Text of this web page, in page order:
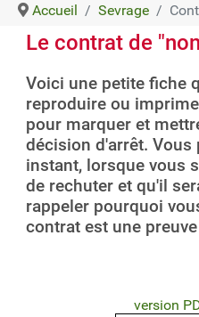
Accueil Sevrage
Le contrat de
Voici une petite fiche
reproduire ou
pour marquer et
décision d'arrêt.
instant, lorsque vous
de rechuter et qu'il
rappeler pourquoi
contrat est une
version